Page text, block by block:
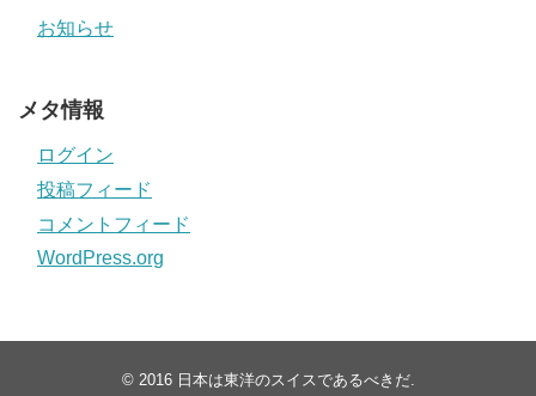
お知らせ
メタ情報
ログイン
投稿フィード
コメントフィード
WordPress.org
© 2016 日本は東洋のスイスであるべきだ.